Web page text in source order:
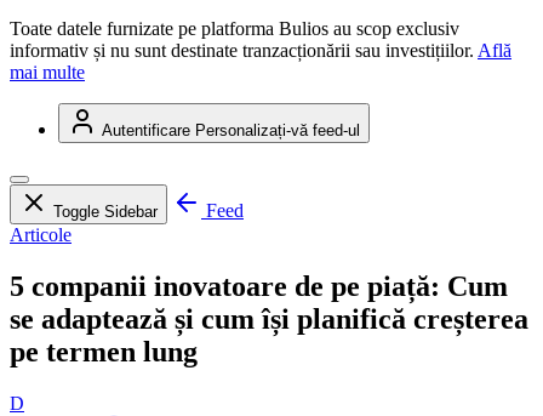
Toate datele furnizate pe platforma Bulios au scop exclusiv
informativ și nu sunt destinate tranzacționării sau investițiilor. Află
mai multe
Autentificare Personalizați-vă feed-ul
Toggle Sidebar
Feed
Articole
5 companii inovatoare de pe piață: Cum
se adaptează și cum își planifică creșterea
pe termen lung
D